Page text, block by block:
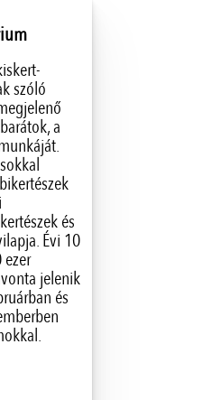
szóló
a
és
Évi 10
jelenik
és